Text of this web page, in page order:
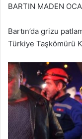
BARTIN MADEN
Bartın’da grizu
Türkiye Taşkömürü